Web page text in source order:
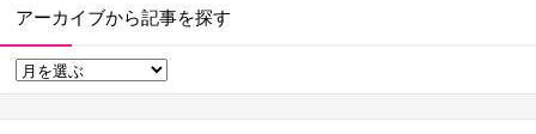
アーカイブから記事を探す